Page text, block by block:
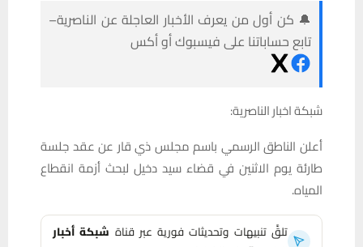
🔔 كن أول من يعرف الأخبار العاجلة عن الناصرية–
تابع حساباتنا على فيسبوك أو أكس
شبكة اخبار الناصرية:
أعلن الناطق الرسمي باسم مجلس ذي قار عن عقد جلسة
طارئة يوم الاثنين في قضاء سيد دخيل لبحث أزمة انقطاع
المياه.
تلقَّ تنبيهات وتحديثات فورية عبر قناة شبكة أخبار